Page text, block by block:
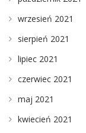
wrzesień 2021
sierpień 2021
lipiec 2021
czerwiec 2021
maj 2021
kwiecień 2021